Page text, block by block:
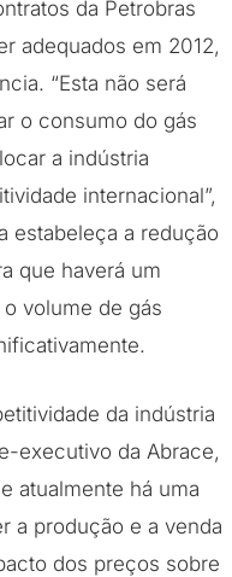
da Petrobras
adequados em 2012,
“Esta não será
o consumo do gás
a indústria
internacional”,
estabeleça a redução
que haverá um
volume de gás
da indústria
executivo da Abrace,
atualmente há uma
a produção e a venda
dos preços sobre